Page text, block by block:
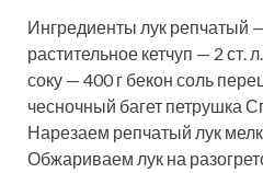
Ингредиенты лук репчатый
растительное кетчуп — 2 ст.
соку — 400 г бекон соль
чесночный багет петрушка
Нарезаем репчатый лук
Обжариваем лук на